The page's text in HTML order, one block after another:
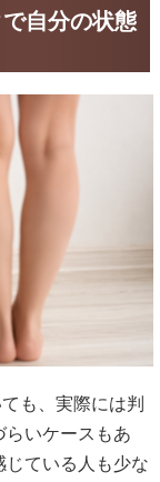
自分の状態
も、実際には判
らいケースもあ
じている人も少な